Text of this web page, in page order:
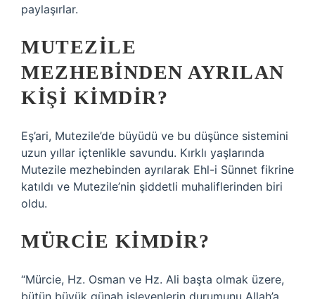
paylaşırlar.
MUTEZILE
MEZHEBINDEN AYRILAN
KIŞI KIMDIR?
Eş’ari, Mutezile’de büyüdü ve bu düşünce sistemini
uzun yıllar içtenlikle savundu. Kırklı yaşlarında
Mutezile mezhebinden ayrılarak Ehl-i Sünnet fikrine
katıldı ve Mutezile’nin şiddetli muhaliflerinden biri
oldu.
MÜRCIE KIMDIR?
“Mürcie, Hz. Osman ve Hz. Ali başta olmak üzere,
bütün büyük günah işleyenlerin durumunu Allah’a